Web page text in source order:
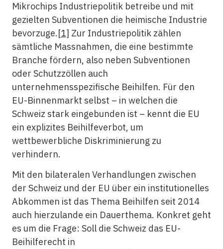
Mikrochips Industriepolitik betreibe und mit
gezielten Subventionen die heimische Industrie
bevorzuge.[1] Zur Industriepolitik zählen
sämtliche Massnahmen, die eine bestimmte
Branche fördern, also neben Subventionen
oder Schutzzöllen auch
unternehmensspezifische Beihilfen. Für den
EU-Binnenmarkt selbst – in welchen die
Schweiz stark eingebunden ist – kennt die EU
ein explizites Beihilfeverbot, um
wettbewerbliche Diskriminierung zu
verhindern.
Mit den bilateralen Verhandlungen zwischen
der Schweiz und der EU über ein institutionelles
Abkommen ist das Thema Beihilfen seit 2014
auch hierzulande ein Dauerthema. Konkret geht
es um die Frage: Soll die Schweiz das EU-
Beihilferecht in